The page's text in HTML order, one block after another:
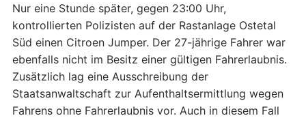
Nur eine Stunde später, gegen 23:00 Uhr,
kontrollierten Polizisten auf der Rastanlage Ostetal
Süd einen Citroen Jumper. Der 27-jährige Fahrer war
ebenfalls nicht im Besitz einer gültigen Fahrerlaubnis.
Zusätzlich lag eine Ausschreibung der
Staatsanwaltschaft zur Aufenthaltsermittlung wegen
Fahrens ohne Fahrerlaubnis vor. Auch in diesem Fall